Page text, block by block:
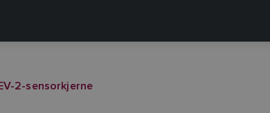
2-sensorkjerne